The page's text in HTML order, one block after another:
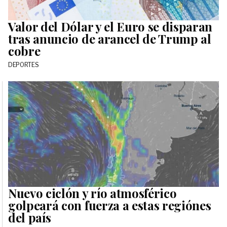
Valor del Dólar y el Euro se disparan
tras anuncio de arancel de Trump al
cobre
DEPORTES
Nuevo ciclón y río atmosférico
golpeará con fuerza a estas regiónes
del país